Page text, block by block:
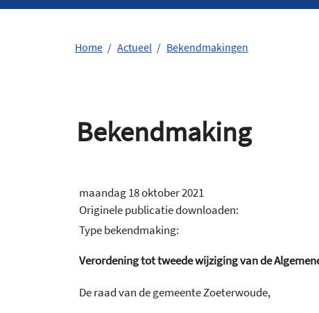
Home Actueel Bekendmakingen
Bekendmaking
maandag 18 oktober 2021
Originele publicatie downloaden:
Type bekendmaking:
Verordening tot tweede wijziging van de
De raad van de gemeente Zoeterwoude,